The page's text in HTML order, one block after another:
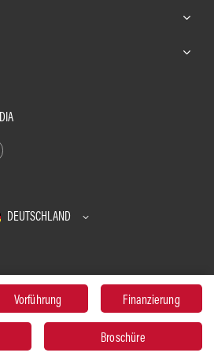
Vorführung Finanzierung
Broschüre
DEUTSCHLAND
Massey Ferguson
Impressum
Nutzungsbedingungen